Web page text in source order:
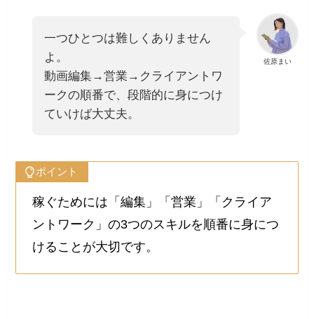
佐原まい
一つひとつは難しくありません
よ。
動画編集→営業→クライアントワ
ークの順番で、段階的に身につけ
ていけば大丈夫。
ポイント
稼ぐためには「編集」「営業」「クライア
ントワーク」の3つのスキルを順番に身につ
けることが大切です。